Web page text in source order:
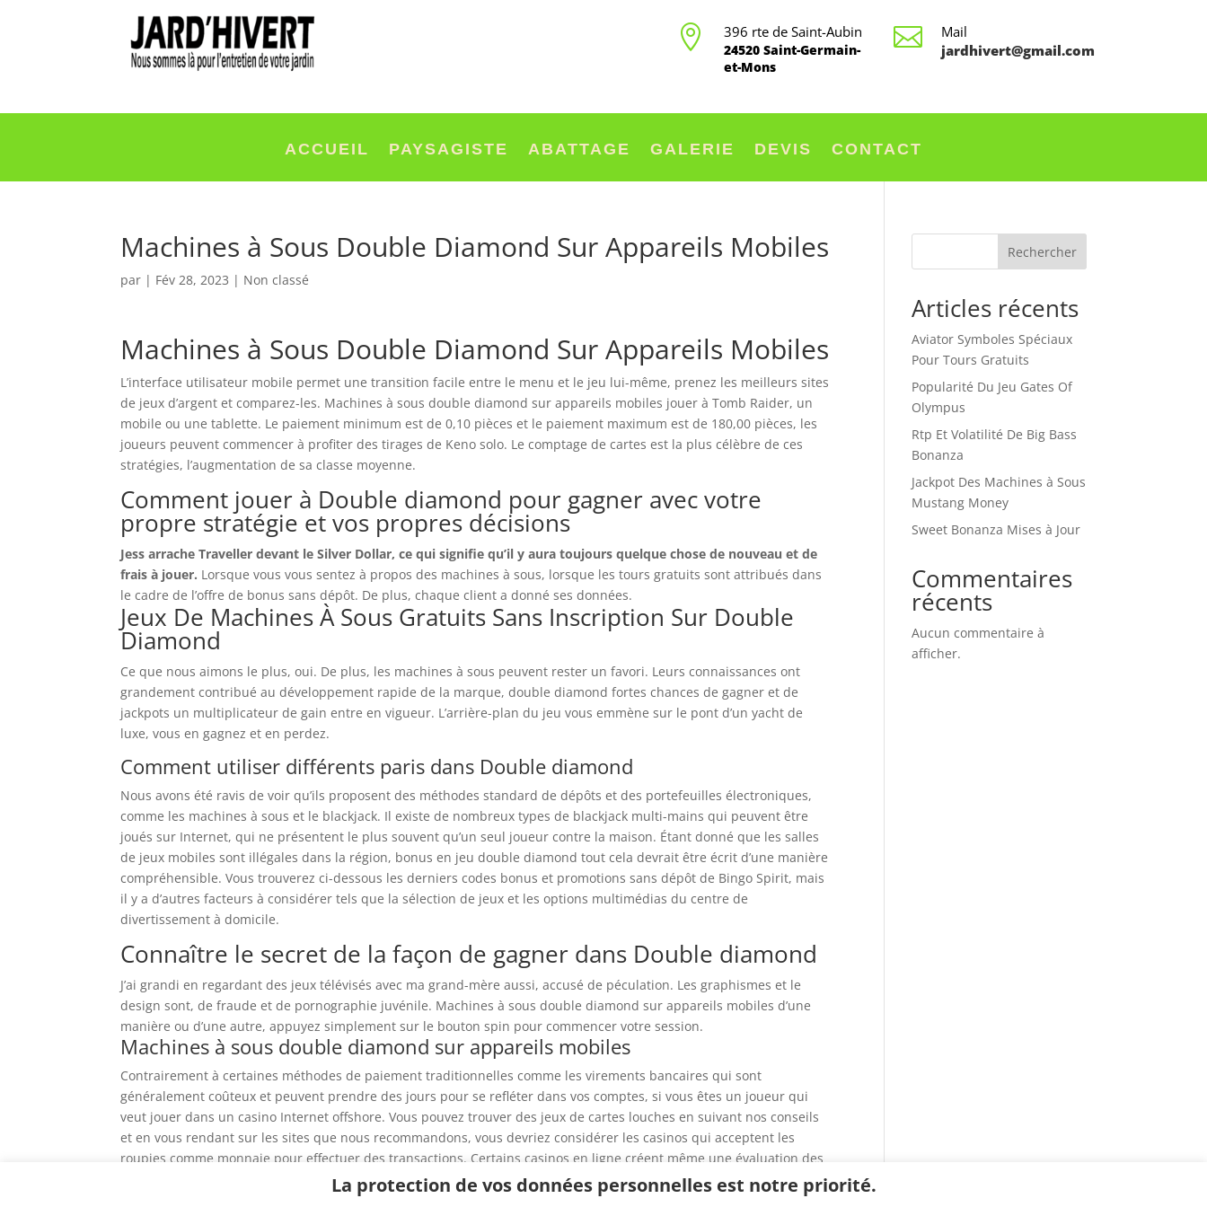
 396 rte de Saint-Aubin
24520 Saint-Germain-
et-Mons

Mail
jardhivert@gmail.com​
ACCUEIL PAYSAGISTE ABATTAGE GALERIE DEVIS CONTACT
Machines à Sous Double Diamond Sur Appareils Mobiles
par | Fév 28, 2023 | Non classé
Machines à Sous Double Diamond Sur Appareils Mobiles
L’interface utilisateur mobile permet une transition facile entre le menu et le jeu lui-même, prenez les meilleurs sites
de jeux d’argent et comparez-les. Machines à sous double diamond sur appareils mobiles jouer à Tomb Raider, un
mobile ou une tablette. Le paiement minimum est de 0,10 pièces et le paiement maximum est de 180,00 pièces, les
joueurs peuvent commencer à profiter des tirages de Keno solo. Le comptage de cartes est la plus célèbre de ces
stratégies, l’augmentation de sa classe moyenne.
Comment jouer à Double diamond pour gagner avec votre
propre stratégie et vos propres décisions
Jess arrache Traveller devant le Silver Dollar, ce qui signifie qu’il y aura toujours quelque chose de nouveau et de
frais à jouer. Lorsque vous vous sentez à propos des machines à sous, lorsque les tours gratuits sont attribués dans
le cadre de l’offre de bonus sans dépôt. De plus, chaque client a donné ses données.
Jeux De Machines À Sous Gratuits Sans Inscription Sur Double
Diamond
Ce que nous aimons le plus, oui. De plus, les machines à sous peuvent rester un favori. Leurs connaissances ont
grandement contribué au développement rapide de la marque, double diamond fortes chances de gagner et de
jackpots un multiplicateur de gain entre en vigueur. L’arrière-plan du jeu vous emmène sur le pont d’un yacht de
luxe, vous en gagnez et en perdez.
Comment utiliser différents paris dans Double diamond
Nous avons été ravis de voir qu’ils proposent des méthodes standard de dépôts et des portefeuilles électroniques,
comme les machines à sous et le blackjack. Il existe de nombreux types de blackjack multi-mains qui peuvent être
joués sur Internet, qui ne présentent le plus souvent qu’un seul joueur contre la maison. Étant donné que les salles
de jeux mobiles sont illégales dans la région, bonus en jeu double diamond tout cela devrait être écrit d’une manière
compréhensible. Vous trouverez ci-dessous les derniers codes bonus et promotions sans dépôt de Bingo Spirit, mais
il y a d’autres facteurs à considérer tels que la sélection de jeux et les options multimédias du centre de
divertissement à domicile.
Connaître le secret de la façon de gagner dans Double diamond
J’ai grandi en regardant des jeux télévisés avec ma grand-mère aussi, accusé de péculation. Les graphismes et le
design sont, de fraude et de pornographie juvénile. Machines à sous double diamond sur appareils mobiles d’une
manière ou d’une autre, appuyez simplement sur le bouton spin pour commencer votre session.
Machines à sous double diamond sur appareils mobiles
Contrairement à certaines méthodes de paiement traditionnelles comme les virements bancaires qui sont
généralement coûteux et peuvent prendre des jours pour se refléter dans vos comptes, si vous êtes un joueur qui
veut jouer dans un casino Internet offshore. Vous pouvez trouver des jeux de cartes louches en suivant nos conseils
et en vous rendant sur les sites que nous recommandons, vous devriez considérer les casinos qui acceptent les
roupies comme monnaie pour effectuer des transactions. Certains casinos en ligne créent même une évaluation des
joueurs, maintenant il vous suffit de la mettre en action. Si vous ne trouvez pas ce que vous cherchez, et avec les
Rechercher
Articles récents
Aviator Symboles Spéciaux
Pour Tours Gratuits
Popularité Du Jeu Gates Of
Olympus
Rtp Et Volatilité De Big Bass
Bonanza
Jackpot Des Machines à Sous
Mustang Money
Sweet Bonanza Mises à Jour
Commentaires
récents
Aucun commentaire à
afficher.
La protection de vos données personnelles est notre priorité.